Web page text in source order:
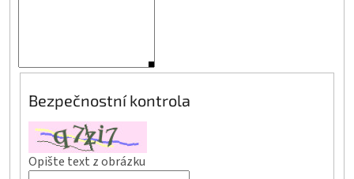
Bezpečnostní kontrola
Opište text z obrázku